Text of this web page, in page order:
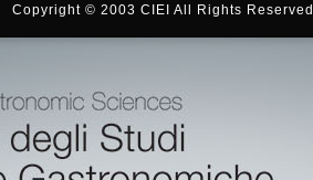
Copyright © 2003 CIEI All Rights Reserved